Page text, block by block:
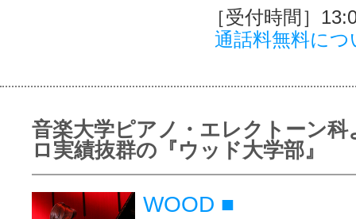
［受付時間］
通話料無料につ
音楽大学ピアノ・エレクトーン科
ロ実績抜群の『ウッド大学部』
WOOD ■